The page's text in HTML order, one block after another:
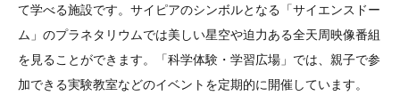
て学べる施設です。サイピアのシンボルとなる「サイエンスドー
ム」のプラネタリウムでは美しい星空や迫力ある全天周映像番組
を見ることができます。「科学体験・学習広場」では、親子で参
加できる実験教室などのイベントを定期的に開催しています。